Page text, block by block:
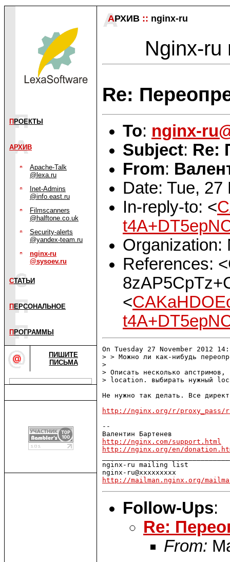
П РОЕКТЫ
АРХИВ
Apache-Talk
@lexa.ru
Inet-Admins
@info.east.ru
Filmscanners
@halftone.co.uk
Security-alerts
@yandex-team.ru
nginx-ru
@sysoev.ru
СТАТЬИ
П ЕРСОНАЛЬНОЕ
П РОГРАММЫ
ПИШИТЕ
ПИСЬМА
АРХИВ :: nginx-ru
Nginx-ru
Re:
To: nginx-
Subject: Re:
From:
Date: Tue, 27
In-reply-to: <
Organization:
References:
<
On Tuesday 27 November 2012
> > Можно ли как-нибудь
>
> Описать несколько апстримов,
> location. выбирать нужный
Не нужно так делать. Все
http://nginx.org/r/proxy_pass/
--
http://nginx.com/support.html
http://nginx.org/en/
nginx-ru mailing list
http://mailman.nginx.org/
Follow-Ups:
Re:
From: